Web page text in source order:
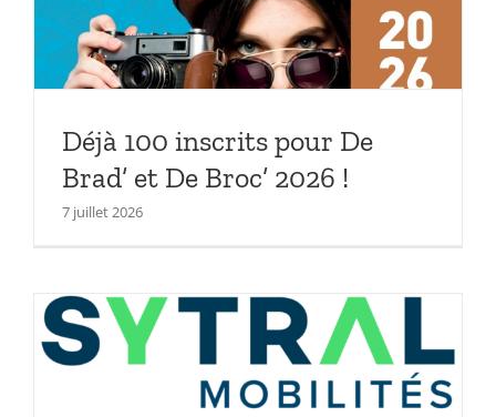
Déjà 100 inscrits pour De
Brad’ et De Broc’ 2026 !
7 juillet 2026